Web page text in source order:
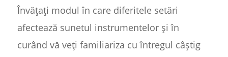
Învățați modul în care diferitele setări
afectează sunetul instrumentelor și în
curând vă veți familiariza cu întregul câștig